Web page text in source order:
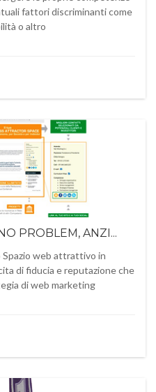
fattori discriminanti come
o altro
PROBLEM, ANZI...
web attrattivo in
di fiducia e reputazione che
di web marketing